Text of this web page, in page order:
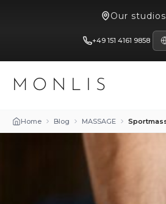
Our studios
+49 151 4161 9858
MONLIS
Home Blog MASSAGE